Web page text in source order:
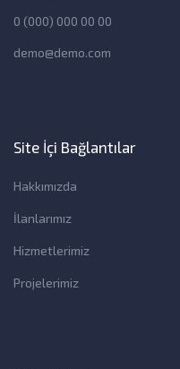
0 (000) 000 00 00
demo@demo.com
Site İçi Bağlantılar
Hakkımızda
İlanlarımız
Hizmetlerimiz
Projelerimiz